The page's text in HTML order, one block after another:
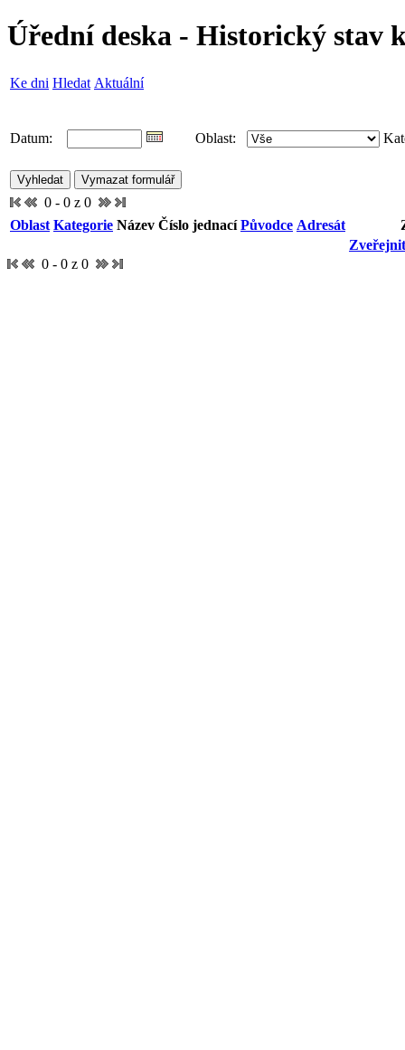
Úřední deska - Historický stav
Ke dni Hledat Aktuální
Datum: Oblast:
0 - 0 z 0
Oblast Kategorie Název Číslo jednací Původce Adresát
0 - 0 z 0